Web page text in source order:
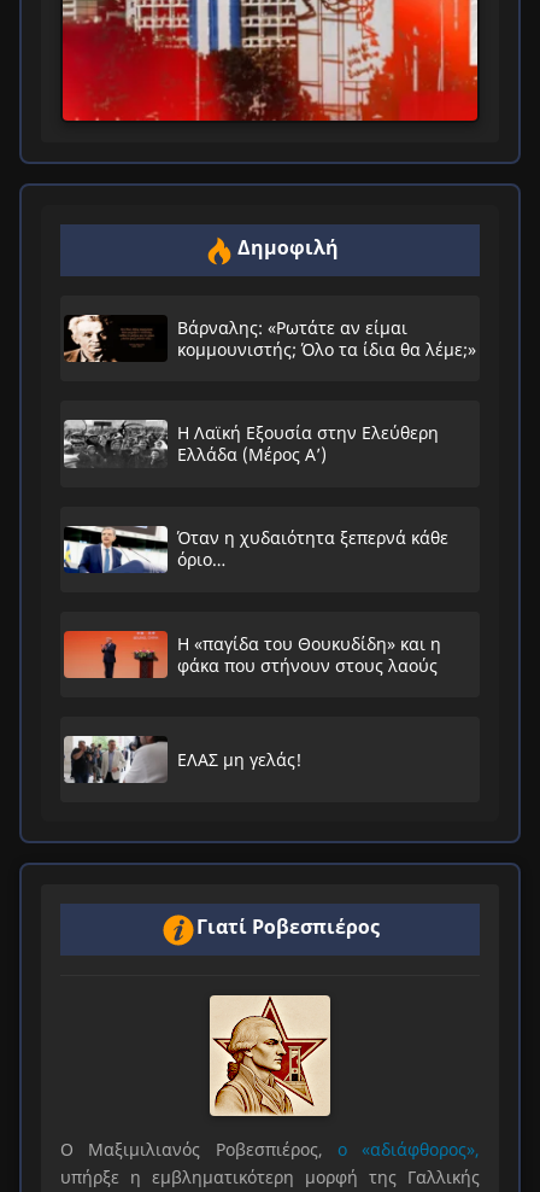
Δημοφιλή
Βάρναλης: «Ρωτάτε αν είμαι
κομμουνιστής; Όλο τα ίδια θα λέμε;»
Η Λαϊκή Εξουσία στην Ελεύθερη
Ελλάδα (Μέρος Α’)
Όταν η χυδαιότητα ξεπερνά κάθε
όριο…
Η «παγίδα του Θουκυδίδη» και η
φάκα που στήνουν στους λαούς
ΕΛΑΣ μη γελάς!
Γιατί Ροβεσπιέρος
Ο Μαξιμιλιανός Ροβεσπιέρος, ο «αδιάφθορος»,
υπήρξε η εμβληματικότερη μορφή της Γαλλικής